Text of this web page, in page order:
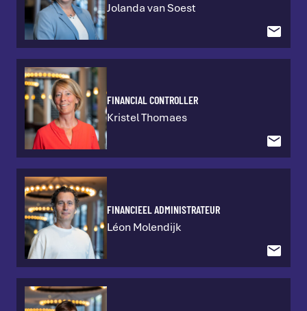
Jolanda van Soest
FINANCIAL CONTROLLER
Kristel Thomaes
FINANCIEEL ADMINISTRATEUR
Léon Molendijk